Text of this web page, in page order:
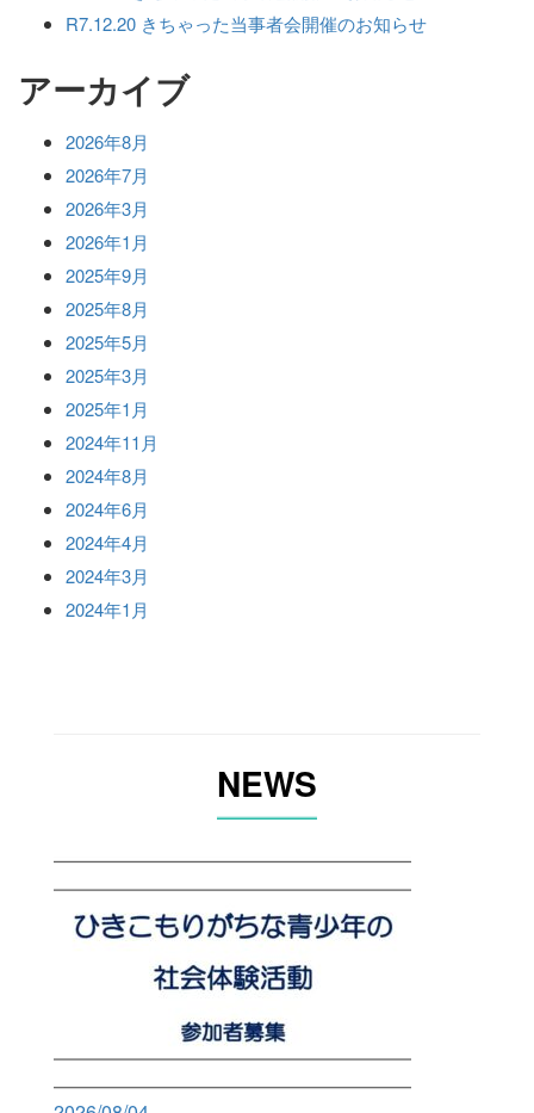
R7.12.20 きちゃった当事者会開催のお知らせ
アーカイブ
2026年8月
2026年7月
2026年3月
2026年1月
2025年9月
2025年8月
2025年5月
2025年3月
2025年1月
2024年11月
2024年8月
2024年6月
2024年4月
2024年3月
2024年1月
NEWS